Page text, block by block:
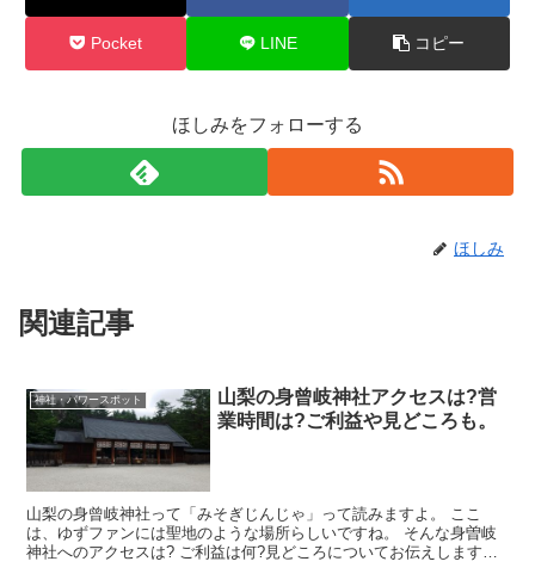
Pocket LINE コピー
ほしみをフォローする
ほしみ
関連記事
神社・パワースポット
山梨の身曾岐神社アクセスは?営
業時間は?ご利益や見どころも。
山梨の身曾岐神社って「みそぎじんじゃ」って読みますよ。 ここ
は、ゆずファンには聖地のような場所らしいですね。 そんな身曽岐
神社へのアクセスは? ご利益は何?見どころについてお伝えします